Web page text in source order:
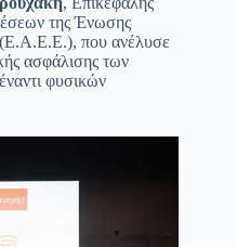
της Ένωσης
(Ε.Α.Ε.Ε.), που ανέλυσε
ασφάλισης των
φυσικών